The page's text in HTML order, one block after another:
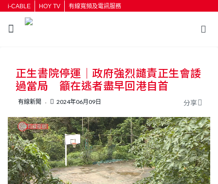
i-CABLE HOY TV 有線寬頻及電訊服務
按輸入鍵開始搜尋
正生書院停運｜政府強烈譴責正生會諉
過當局 籲在逃者盡早回港自首
有線新聞 2024年06月09日 分享